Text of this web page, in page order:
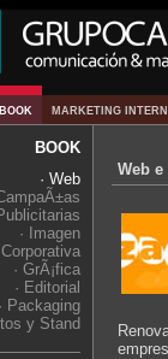
BOOK MARKETING
BOOK
· Web
· Imagen
Corporativa
· GrÃ¡fica
· Editorial
· Packaging
y Stand
Web